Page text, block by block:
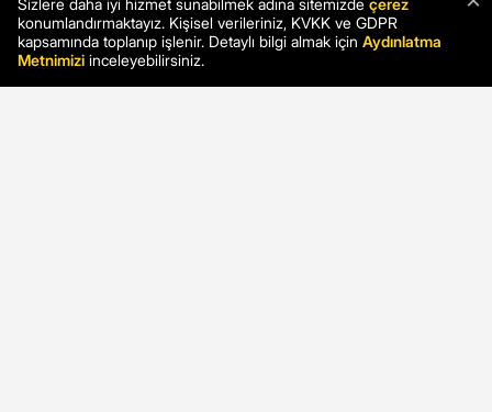
Sizlere daha iyi hizmet sunabilmek adına sitemizde çerez
konumlandırmaktayız. Kişisel verileriniz, KVKK ve GDPR
kapsamında toplanıp işlenir. Detaylı bilgi almak için Aydınlatma
Metnimizi inceleyebilirsiniz.